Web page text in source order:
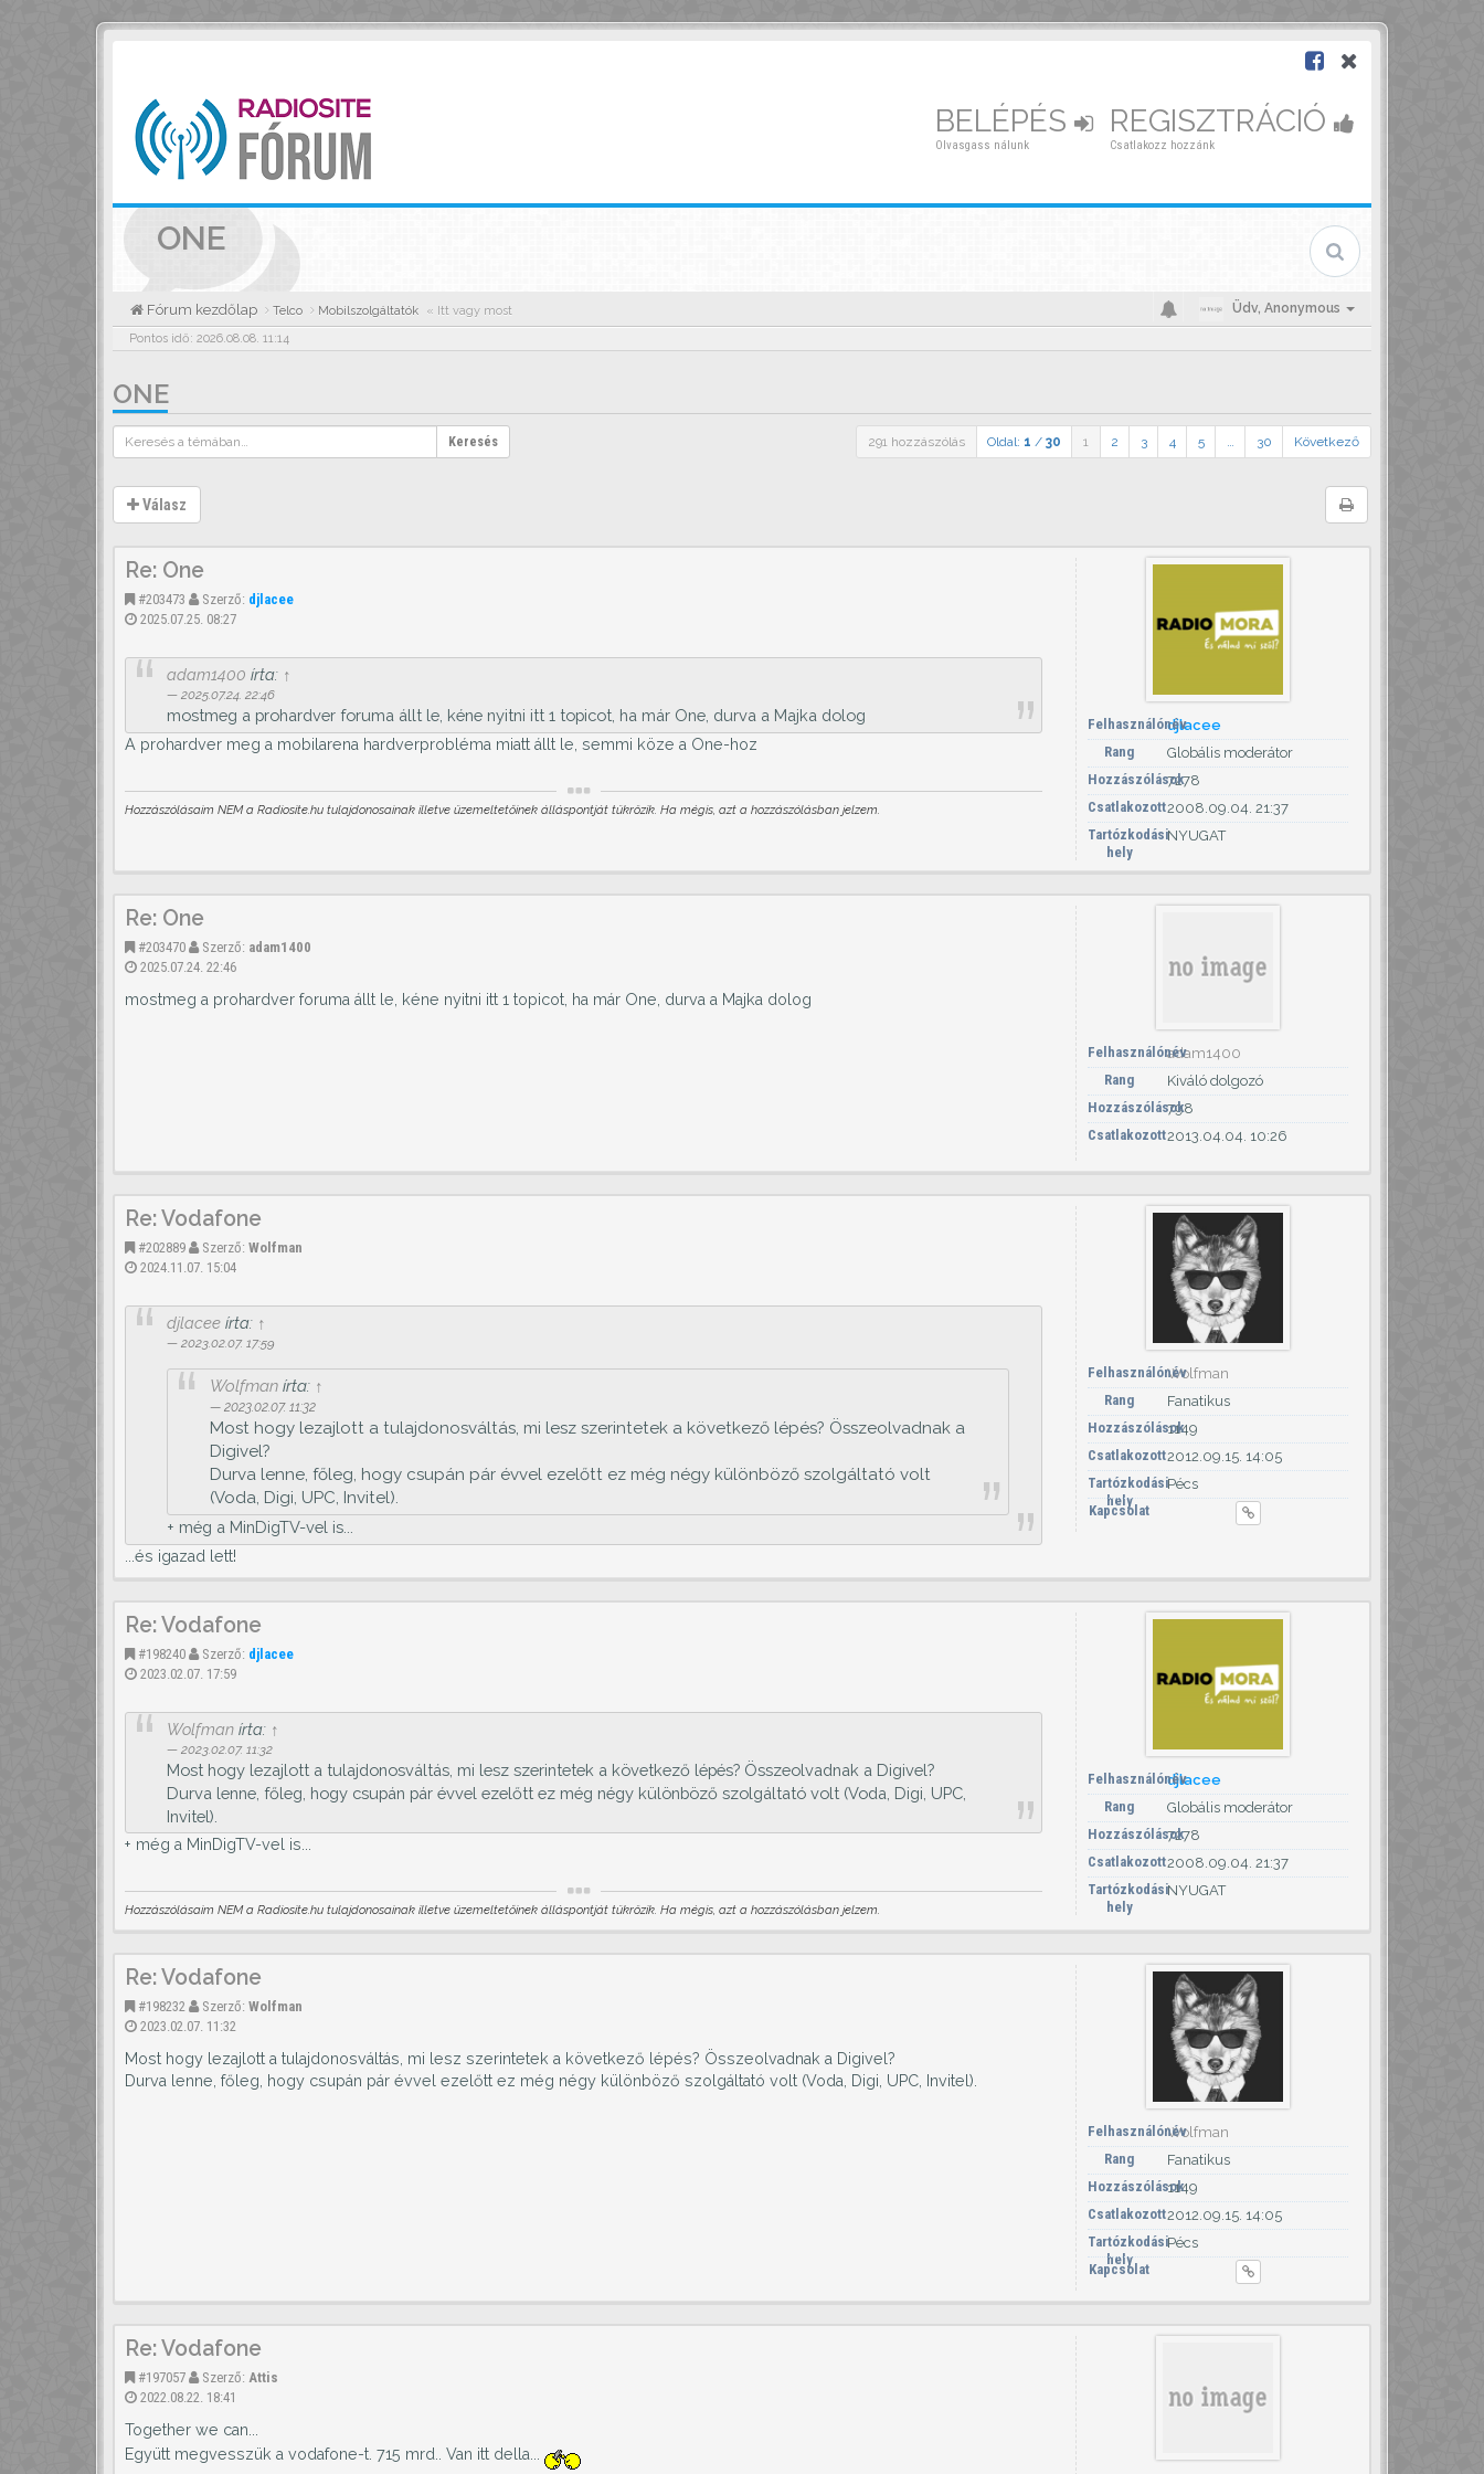
BELÉPÉS
Olvasgass nálunk
REGISZTRÁCIÓ
Csatlakozz hozzánk
ONE
Fórum kezdőlap Telco Mobilszolgáltatók « Itt vagy most Üdv, Anonymous
Pontos idő: 2026.08.08. 11:14
ONE
Keresés 291 hozzászólás Oldal: 1 / 30 1 2 3 4 5 … 30 Következő
Válasz
Re: One
#203473 Szerző: djlacee
2025.07.25. 08:27
adam1400 írta: ↑
2025.07.24. 22:46
mostmeg a prohardver foruma állt le, kéne nyitni itt 1 topicot, ha már One, durva a Majka dolog
A prohardver meg a mobilarena hardverprobléma miatt állt le, semmi köze a One-hoz
Hozzászólásaim NEM a Radiosite.hu tulajdonosainak illetve üzemeltetőinek álláspontját tükrözik. Ha mégis, azt a hozzászólásban jelzem.
Felhasználónévdjlacee
Rang
Globális moderátor
Hozzászólások7278
Csatlakozott2008.09.04. 21:37
Tartózkodási
hely
NYUGAT
Re: One
#203470 Szerző: adam1400
2025.07.24. 22:46
mostmeg a prohardver foruma állt le, kéne nyitni itt 1 topicot, ha már One, durva a Majka dolog
Felhasználónévadam1400
Rang
Kiváló dolgozó
Hozzászólások
798
Csatlakozott2013.04.04. 10:26
Re: Vodafone
#202889 Szerző: Wolfman
2024.11.07. 15:04
djlaceeírta: ↑
2023.02.07. 17:59
Wolfmanírta: ↑
2023.02.07. 11:32
Most hogy lezajlott a tulajdonosváltás, mi lesz szerintetek a következő lépés? Összeolvadnak a
Digivel?
Durva lenne, főleg, hogy csupán pár évvel ezelőtt ez még négy különböző szolgáltató volt
(Voda, Digi, UPC, Invitel).
+ még a MinDigTV-vel is...
...és igazad lett!
FelhasználónévWolfman
Rang
Fanatikus
Hozzászólások
1149
Csatlakozott2012.09.15. 14:05
Tartózkodási
hely
Pécs
Kapcsolat
Re: Vodafone
#198240 Szerző: djlacee
2023.02.07. 17:59
Wolfmanírta: ↑
2023.02.07. 11:32
Most hogy lezajlott a tulajdonosváltás, mi lesz szerintetek a következő lépés? Összeolvadnak a Digivel?
Durva lenne, főleg, hogy csupán pár évvel ezelőtt ez még négy különböző szolgáltató volt (Voda, Digi, UPC,
Invitel).
+ még a MinDigTV-vel is...
Hozzászólásaim NEM a Radiosite.hu tulajdonosainak illetve üzemeltetőinek álláspontját tükrözik. Ha mégis, azt a hozzászólásban jelzem.
Felhasználónévdjlacee
Rang
Globális moderátor
Hozzászólások7278
Csatlakozott2008.09.04. 21:37
Tartózkodási
hely
NYUGAT
Re: Vodafone
#198232 Szerző: Wolfman
2023.02.07. 11:32
Most hogy lezajlott a tulajdonosváltás, mi lesz szerintetek a következő lépés? Összeolvadnak a Digivel?
Durva lenne, főleg, hogy csupán pár évvel ezelőtt ez még négy különböző szolgáltató volt (Voda, Digi, UPC, Invitel).
FelhasználónévWolfman
Rang
Fanatikus
Hozzászólások
1149
Csatlakozott2012.09.15. 14:05
Tartózkodási
hely
Pécs
Kapcsolat
Re: Vodafone
#197057 Szerző: Attis
2022.08.22. 18:41
Together we can...
Együtt megvesszük a vodafone-t. 715 mrd.. Van itt della...